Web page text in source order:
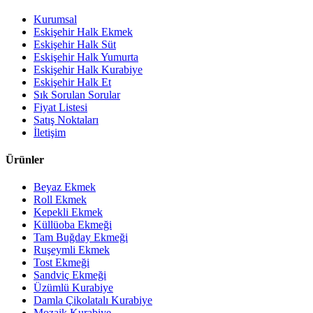
Kurumsal
Eskişehir Halk Ekmek
Eskişehir Halk Süt
Eskişehir Halk Yumurta
Eskişehir Halk Kurabiye
Eskişehir Halk Et
Sık Sorulan Sorular
Fiyat Listesi
Satış Noktaları
İletişim
Ürünler
Beyaz Ekmek
Roll Ekmek
Kepekli Ekmek
Küllüoba Ekmeği
Tam Buğday Ekmeği
Ruşeymli Ekmek
Tost Ekmeği
Sandviç Ekmeği
Üzümlü Kurabiye
Damla Çikolatalı Kurabiye